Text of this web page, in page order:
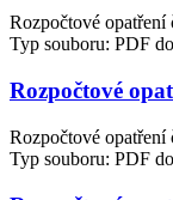
Rozpočtové opatření
Typ souboru: PDF
Rozpočtové
Rozpočtové opatření
Typ souboru: PDF